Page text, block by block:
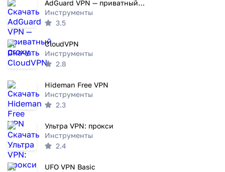
AdGuard VPN — приватный proxy
Инструменты
3.5
CloudVPN
Инструменты
2.8
Hideman Free VPN
Инструменты
2.3
Ультра VPN: прокси
Инструменты
2.4
UFO VPN Basic